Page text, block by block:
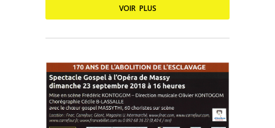
VOIR PLUS